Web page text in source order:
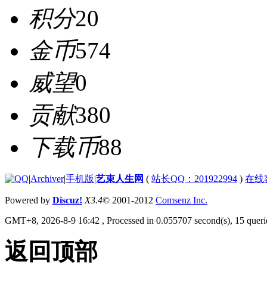
积分20
金币574
威望0
贡献380
下载币88
|Archiver|手机版|艺束人生网 ( 站长QQ：201922994 ) 在线
Powered by Discuz! X3.4© 2001-2012 Comsenz Inc.
GMT+8, 2026-8-9 16:42 , Processed in 0.055707 second(s), 15
返回顶部